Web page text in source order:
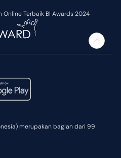
Terbaik BI Awards 2024
merupakan bagian dari 99